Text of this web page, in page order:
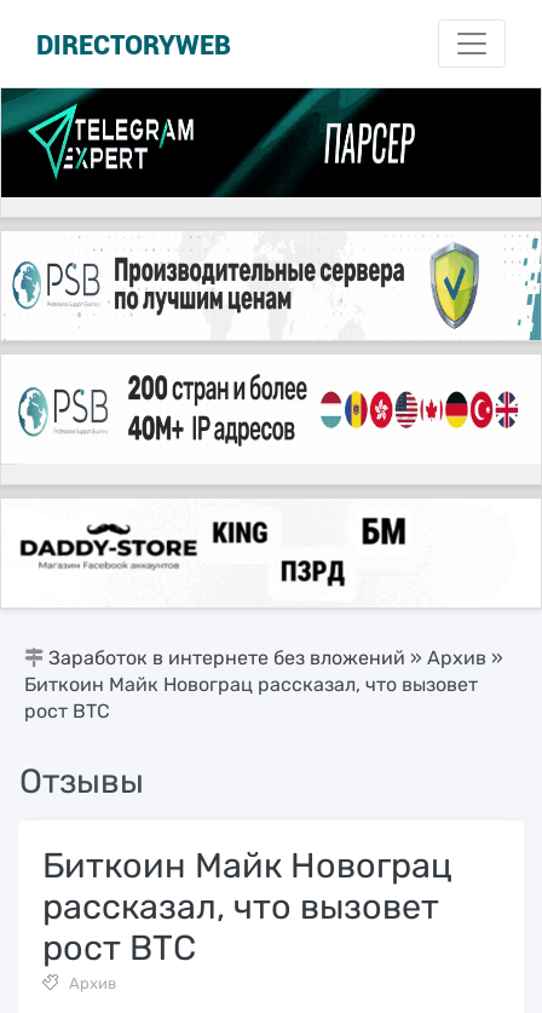
DIRECTORYWEB
Заработок в интернете без вложений » Архив »
Биткоин Майк Новограц рассказал, что вызовет
рост BTC
Отзывы
Биткоин Майк Новограц
рассказал, что вызовет
рост BTC
Архив